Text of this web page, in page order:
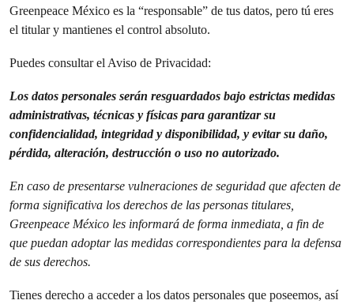
Greenpeace México es la “responsable” de tus datos, pero tú eres
el titular y mantienes el control absoluto.
Puedes consultar el Aviso de Privacidad:
Los datos personales serán resguardados bajo estrictas medidas
administrativas, técnicas y físicas para garantizar su
confidencialidad, integridad y disponibilidad, y evitar su daño,
pérdida, alteración, destrucción o uso no autorizado.
En caso de presentarse vulneraciones de seguridad que afecten de
forma significativa los derechos de las personas titulares,
Greenpeace México les informará de forma inmediata, a fin de
que puedan adoptar las medidas correspondientes para la defensa
de sus derechos.
Tienes derecho a acceder a los datos personales que poseemos, así